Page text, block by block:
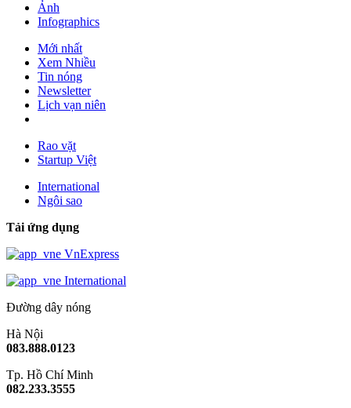
Ảnh
Infographics
Mới nhất
Xem Nhiều
Tin nóng
Newsletter
Lịch vạn niên
Rao vặt
Startup Việt
International
Ngôi sao
Tải ứng dụng
VnExpress
International
Đường dây nóng
Hà Nội
083.888.0123
Tp. Hồ Chí Minh
082.233.3555